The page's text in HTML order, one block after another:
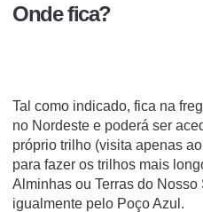
Onde fica?
Tal como indicado, fica na
no Nordeste e poderá ser
próprio trilho (visita apenas
para fazer os trilhos mais
Alminhas ou Terras do Nosso
igualmente pelo Poço Azul.